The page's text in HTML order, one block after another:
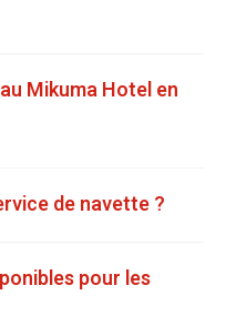
Mikuma Hotel en
de navette ?
pour les